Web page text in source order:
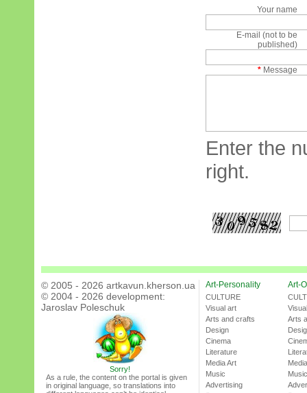
Your name
E-mail (not to be
published)
* Message
Enter the
right.
© 2005 - 2026 artkavun.kherson.ua
© 2004 - 2026 development:
Jaroslav Poleschuk
Sorry!
As a rule, the content on the portal is given
in original language, so translations into
Art-Personality
CULTURE
Visual art
Arts and crafts
Design
Cinema
Literature
Media Art
Music
Advertising
Art-
Arts
Music